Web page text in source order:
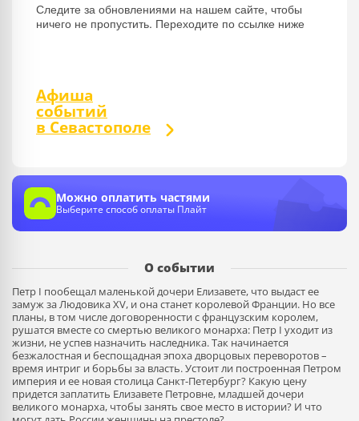
Следите за обновлениями на нашем сайте, чтобы
ничего не пропустить. Переходите по ссылке ниже
Афиша
событий
в Севастополе
Можно оплатить частями
Выберите способ оплаты Плайт
О событии
Петр I пообещал маленькой дочери Елизавете, что выдаст ее
замуж за Людовика XV, и она станет королевой Франции. Но все
планы, в том числе договоренности с французским королем,
рушатся вместе со смертью великого монарха: Петр I уходит из
жизни, не успев назначить наследника. Так начинается
безжалостная и беспощадная эпоха дворцовых переворотов –
время интриг и борьбы за власть. Устоит ли построенная Петром
империя и ее новая столица Санкт-Петербург? Какую цену
придется заплатить Елизавете Петровне, младшей дочери
великого монарха, чтобы занять свое место в истории? И что